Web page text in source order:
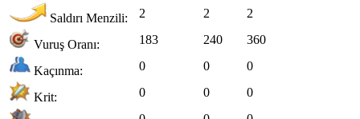
Saldırı Menzili: 2 2 2
Vuruş Oranı: 183 240 360
Kaçınma: 0 0 0
Krit: 0 0 0